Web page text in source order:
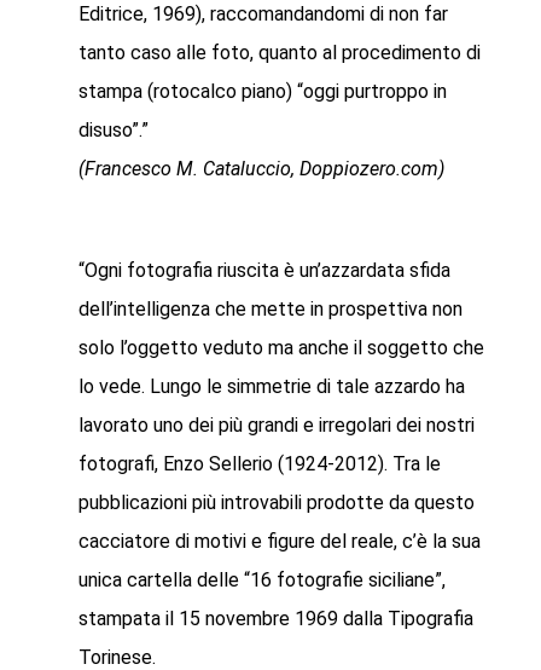
Editrice, 1969), raccomandandomi di non far
tanto caso alle foto, quanto al procedimento di
stampa (rotocalco piano) “oggi purtroppo in
disuso”.”
(Francesco M. Cataluccio, Doppiozero.com)
“Ogni fotografia riuscita è un’azzardata sfida
dell’intelligenza che mette in prospettiva non
solo l’oggetto veduto ma anche il soggetto che
lo vede. Lungo le simmetrie di tale azzardo ha
lavorato uno dei più grandi e irregolari dei nostri
fotografi, Enzo Sellerio (1924-2012). Tra le
pubblicazioni più introvabili prodotte da questo
cacciatore di motivi e figure del reale, c’è la sua
unica cartella delle “16 fotografie siciliane”,
stampata il 15 novembre 1969 dalla Tipografia
Torinese.